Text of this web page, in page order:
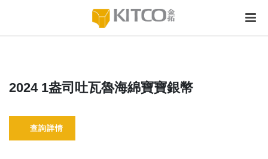
2024 1盎司吐瓦魯海綿寶寶銀幣
查詢詳情